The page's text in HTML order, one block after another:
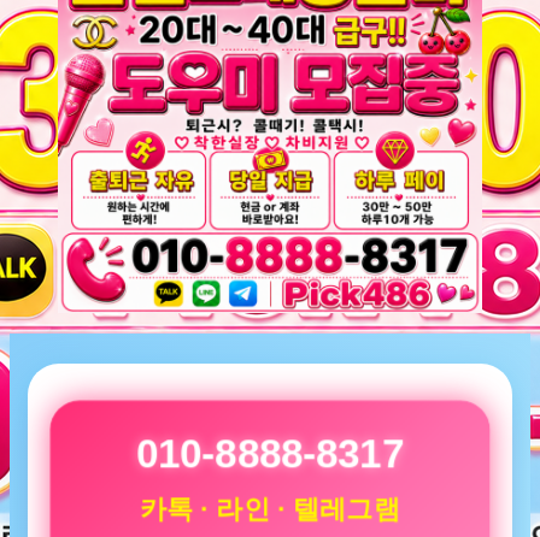
010-8888-8317
카톡 · 라인 · 텔레그램